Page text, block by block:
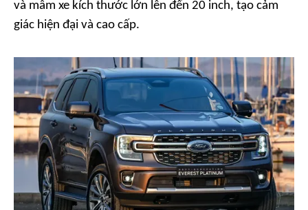
và mâm xe kích thước lớn lên đến 20 inch, tạo cảm
giác hiện đại và cao cấp.